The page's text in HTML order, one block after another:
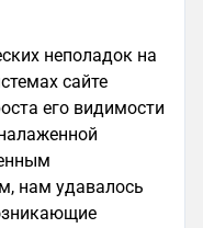
неполадок на
сайте
его видимости
нам удавалось